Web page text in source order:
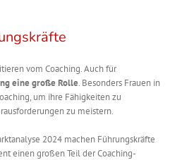
vom Coaching. Auch für
eine große Rolle. Besonders Frauen in
um ihre Fähigkeiten zu
zu meistern.
2024 machen Führungskräfte
einen großen Teil der Coaching-